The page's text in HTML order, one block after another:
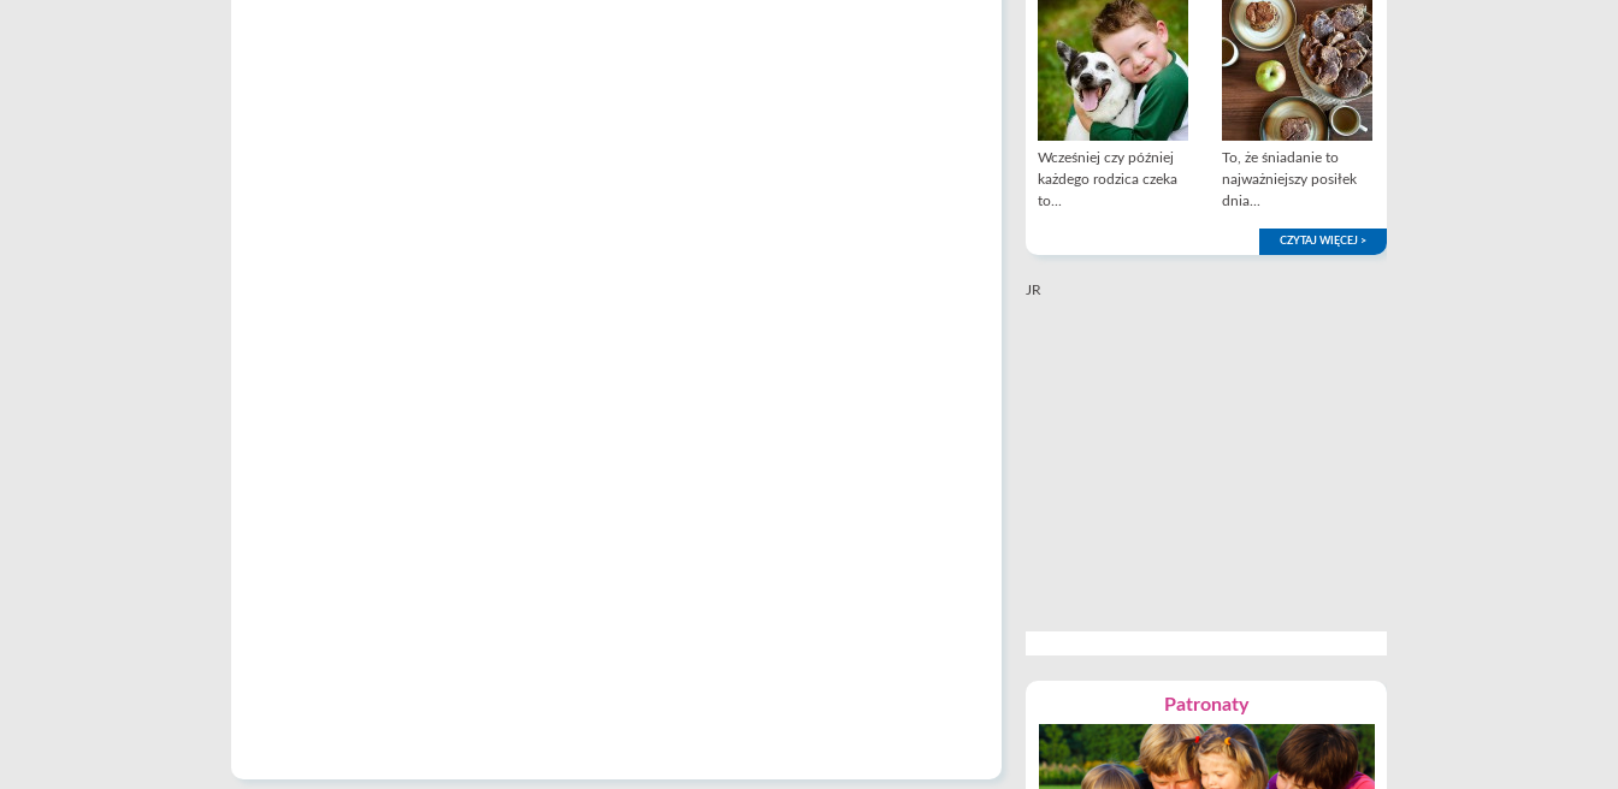
Wcześniej czy później
każdego rodzica czeka
to...
To, że śniadanie to
najważniejszy posiłek
dnia...
CZYTAJ WIĘCEJ >
JR
Patronaty